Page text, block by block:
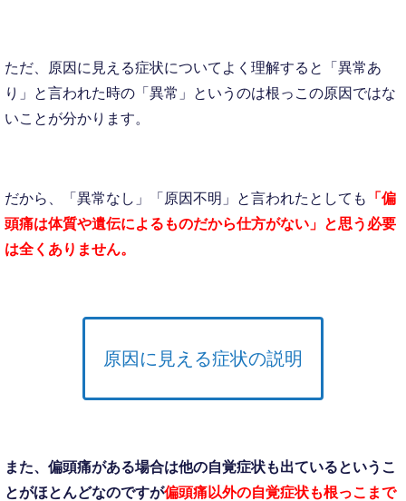
ただ、原因に見える症状についてよく理解すると「異常あ
り」と言われた時の「異常」というのは根っこの原因ではな
いことが分かります。
だから、「異常なし」「原因不明」と言われたとしても
「偏
頭痛は体質や遺伝によるものだから仕方がない」と思う必要
は全くありません。
原因に見える症状の説明
また、偏頭痛がある場合は他の自覚症状も出ているというこ
とがほとんどなのですが偏頭痛以外の自覚症状も根っこまで